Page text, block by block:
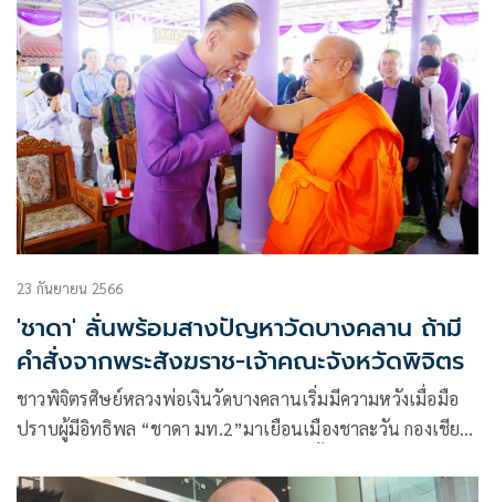
23 กันยายน 2566
'ชาดา' ลั่นพร้อมสางปัญหาวัดบางคลาน ถ้ามี
คำสั่งจากพระสังฆราช-เจ้าคณะจังหวัดพิจิตร
ชาวพิจิตรศิษย์หลวงพ่อเงินวัดบางคลานเริ่มมีความหวังเมื่อมือ
ปราบผู้มีอิทธิพล “ชาดา มท.2”มาเยือนเมืองชาละวัน กองเชียร์
พิจิตร และชาวบ้านนับพันคนแห่ต้อนรับ มท. 2 เผย